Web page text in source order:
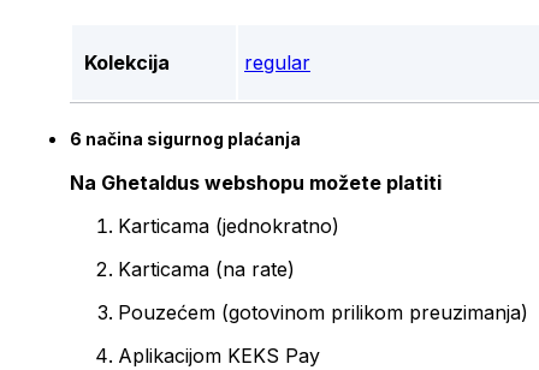
Kolekcija regular
6 načina sigurnog plaćanja
Na Ghetaldus webshopu možete platiti
Karticama (jednokratno)
Karticama (na rate)
Pouzećem (gotovinom prilikom preuzimanja)
Aplikacijom KEKS Pay